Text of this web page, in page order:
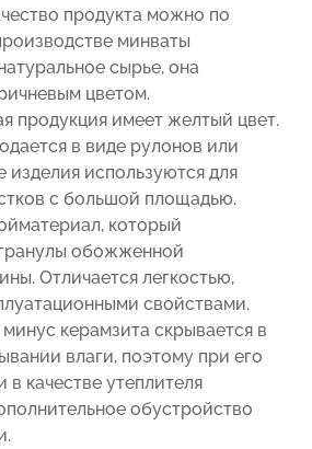
продукта можно по
минваты
сырье, она
цветом.
продукция имеет желтый цвет.
в виде рулонов или
изделия используются для
с большой площадью.
который
обожженной
Отличается легкостью,
свойствами.
керамзита скрывается в
влаги, поэтому при его
в качестве утеплителя
обустройство